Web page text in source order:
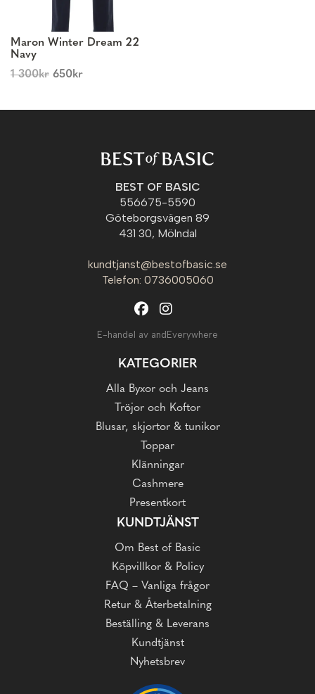
Maron Winter Dream 22
Navy
1 300kr 650kr
BEST OF BASIC
556675-5590
Göteborgsvägen 89
431 30, Mölndal
kundtjanst@bestofbasic.se
Telefon: 0736005060
E-handel av andEverywhere
KATEGORIER
Alla Byxor och Jeans
Tröjor och Koftor
Blusar, skjortor & tunikor
Toppar
Klänningar
Cashmere
Presentkort
KUNDTJÄNST
Om Best of Basic
Köpvillkor & Policy
FAQ – Vanliga frågor
Retur & Återbetalning
Beställing & Leverans
Kundtjänst
Nyhetsbrev